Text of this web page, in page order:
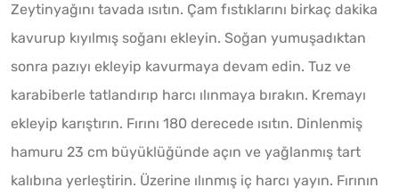
Zeytinyağını tavada ısıtın. Çam fıstıklarını birkaç dakika
kavurup kıyılmış soğanı ekleyin. Soğan yumuşadıktan
sonra pazıyı ekleyip kavurmaya devam edin. Tuz ve
karabiberle tatlandırıp harcı ılınmaya bırakın. Kremayı
ekleyip karıştırın. Fırını 180 derecede ısıtın. Dinlenmiş
hamuru 23 cm büyüklüğünde açın ve yağlanmış tart
kalıbına yerleştirin. Üzerine ılınmış iç harcı yayın. Fırının